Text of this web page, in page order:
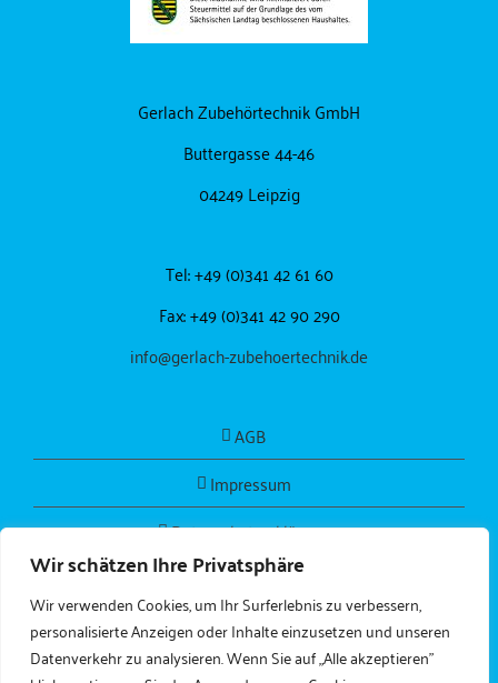
Wir schätzen Ihre Privatsphäre
Wir verwenden Cookies, um Ihr Surferlebnis zu verbessern,
personalisierte Anzeigen oder Inhalte einzusetzen und unseren
Datenverkehr zu analysieren. Wenn Sie auf „Alle akzeptieren"
Gerlach Zubehörtechnik GmbH
Buttergasse 44-46
04249 Leipzig
Tel: +49 (0)341 42 61 60
Fax: +49 (0)341 42 90 290
info@gerlach-zubehoertechnik.de
AGB
Impressum
Datenschutzerklärung